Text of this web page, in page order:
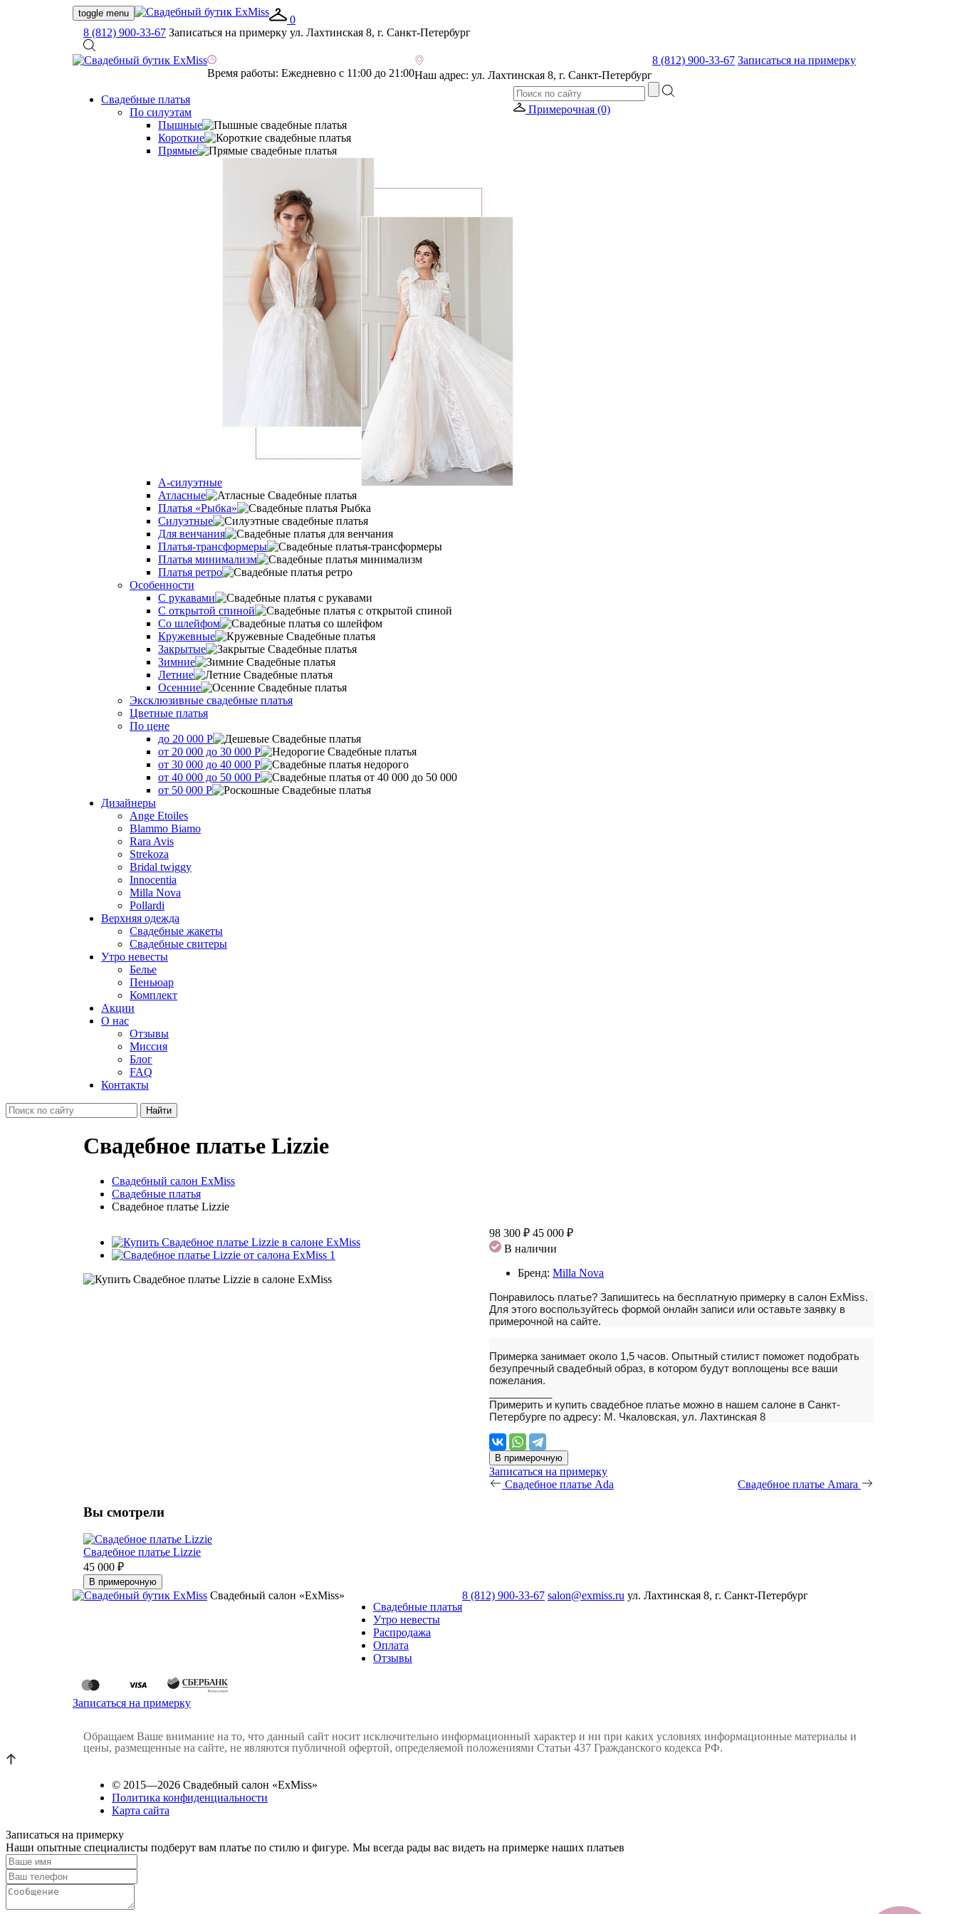
toggle menu
0
8 (812) 900-33-67 Записаться на примерку ул. Лахтинская 8, г. Санкт-Петербург
Время работы: Ежедневно с 11:00 до 21:00Наш адрес: ул. Лахтинская 8, г. Санкт-Петербург
8 (812) 900-33-67 Записаться на примерку
Свадебные платья
По силуэтам
Пышные
Короткие
Прямые
А-силуэтные
Атласные
Платья «Рыбка»
Силуэтные
Для венчания
Платья-трансформеры
Платья минимализм
Платья ретро
Оcобенности
С рукавами
С открытой спиной
Со шлейфом
Кружевные
Закрытые
Зимние
Летние
Осенние
Эксклюзивные свадебные платья
Цветные платья
По цене
до 20 000 Р
от 20 000 до 30 000 Р
от 30 000 до 40 000 Р
от 40 000 до 50 000 Р
от 50 000 Р
Дизайнеры
Ange Etoiles
Blammo Biamo
Rara Avis
Strekoza
Bridal twiggy
Innocentia
Milla Nova
Pollardi
Верхняя одежда
Свадебные жакеты
Свадебные свитеры
Утро невесты
Белье
Пеньюар
Комплект
Акции
О нас
Отзывы
Миссия
Блог
FAQ
Контакты
Примерочная (0)
Свадебное платье Lizzie
Свадебный салон ExMiss
Свадебные платья
Свадебное платье Lizzie
98 300 ₽ 45 000 ₽
В наличии
Бренд: Milla Nova
Понравилось платье? Запишитесь на бесплатную примерку в салон ExMiss.
Для этого воспользуйтесь формой онлайн записи или оставьте заявку в
примерочной на сайте.
Примерка занимает около 1,5 часов. Опытный стилист поможет подобрать
безупречный свадебный образ, в котором будут воплощены все ваши
пожелания.
Примерить и купить свадебное платье можно в нашем салоне в Санкт-
Петербурге по адресу: М. Чкаловская, ул. Лахтинская 8
В примерочную
Записаться на примерку
Свадебное платье Ada
Свадебное платье Amara
Вы смотрели
Свадебное платье Lizzie
45 000 ₽
В примерочную
Свадебный салон «ExMiss»
Свадебные платья
Утро невесты
Распродажа
Оплата
Отзывы
8 (812) 900-33-67 salon@exmiss.ru ул. Лахтинская 8, г. Санкт-Петербург
Записаться на примерку
Обращаем Ваше внимание на то, что данный сайт носит исключительно информационный характер и ни при каких условиях информационные материалы и
цены, размещенные на сайте, не являются публичной офертой, определяемой положениями Статьи 437 Гражданского кодекса РФ.
© 2015—2026 Свадебный салон «ExMiss»
Политика конфиденциальности
Карта сайта
Записаться на примерку
Наши опытные специалисты подберут вам платье по стилю и фигуре. Мы всегда рады вас видеть на примерке наших платьев